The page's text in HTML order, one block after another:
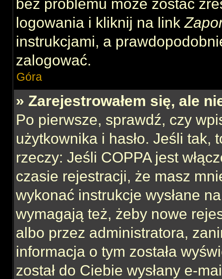
bez problemu może zostać
logowania i kliknij na link
instrukcjami, a
zalogować.
Góra
» Zarejestrowałem się, ale
Po pierwsze, sprawdź, czy
użytkownika i hasło. Jeśli tak,
rzeczy: Jeśli COPPA jest
czasie rejestracji, że masz
wykonać instrukcje wysłane
wymagają też, żeby nowe
albo przez administratora,
informacja o tym została
został do Ciebie wysłany e-